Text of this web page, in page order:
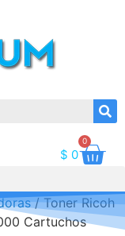
$ 0
0
/ Toner Ricoh
Cartuchos